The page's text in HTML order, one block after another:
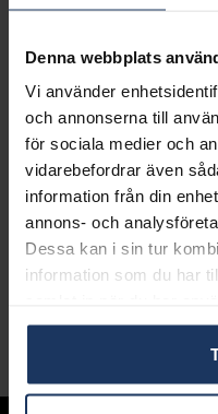
Denna webbplats
Vi använder
och annonserna till
för sociala medier och
vidarebefordrar även
information från din
annons- och
Dessa kan i sin tur
information som du har
Presentinslagning
LÄGG I
Lagervara.
Leveranstid 2-5
Öppet köp i 30 dagar
INFO